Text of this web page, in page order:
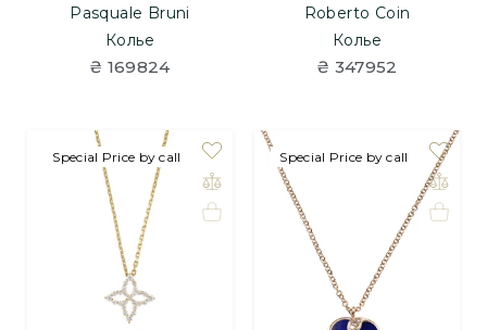
Pasquale Bruni
Колье
₴ 169824
Roberto Coin
Колье
₴ 347952
Special Price by call Special Price by call